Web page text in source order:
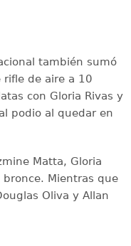
también sumó
rifle de aire a 10
con Gloria Rivas y
podio al quedar en
Matta, Gloria
bronce. Mientras que
Oliva y Allan